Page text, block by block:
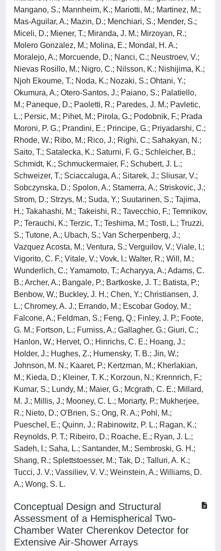
Mangano, S.; Mannheim, K.; Mariotti, M.; Martinez, M.;
Mas-Aguilar, A.; Mazin, D.; Menchiari, S.; Mender, S.;
Miceli, D.; Miener, T.; Miranda, J. M.; Mirzoyan, R.;
Molero Gonzalez, M.; Molina, E.; Mondal, H. A.;
Moralejo, A.; Morcuende, D.; Nanci, C.; Neustroev, V.;
Nievas Rosillo, M.; Nigro, C.; Nilsson, K.; Nishijima, K.;
Njoh Ekoume, T.; Noda, K.; Nozaki, S.; Ohtani, Y.;
Okumura, A.; Otero-Santos, J.; Paiano, S.; Palatiello,
M.; Paneque, D.; Paoletti, R.; Paredes, J. M.; Pavletic,
L.; Persic, M.; Pihet, M.; Pirola, G.; Podobnik, F.; Prada
Moroni, P. G.; Prandini, E.; Principe, G.; Priyadarshi, C.;
Rhode, W.; Ribo, M.; Rico, J.; Righi, C.; Sahakyan, N.;
Saito, T.; Satalecka, K.; Saturni, F. G.; Schleicher, B.;
Schmidt, K.; Schmuckermaier, F.; Schubert, J. L.;
Schweizer, T.; Sciaccaluga, A.; Sitarek, J.; Sliusar, V.;
Sobczynska, D.; Spolon, A.; Stamerra, A.; Striskovic, J.;
Strom, D.; Strzys, M.; Suda, Y.; Suutarinen, S.; Tajima,
H.; Takahashi, M.; Takeishi, R.; Tavecchio, F.; Temnikov,
P.; Terauchi, K.; Terzic, T.; Teshima, M.; Tosti, L.; Truzzi,
S.; Tutone, A.; Ubach, S.; Van Scherpenberg, J.;
Vazquez Acosta, M.; Ventura, S.; Verguilov, V.; Viale, I.;
Vigorito, C. F.; Vitale, V.; Vovk, I.; Walter, R.; Will, M.;
Wunderlich, C.; Yamamoto, T.; Acharyya, A.; Adams, C.
B.; Archer, A.; Bangale, P.; Bartkoske, J. T.; Batista, P.;
Benbow, W.; Buckley, J. H.; Chen, Y.; Christiansen, J.
L.; Chromey, A. J.; Errando, M.; Escobar Godoy, M.;
Falcone, A.; Feldman, S.; Feng, Q.; Finley, J. P.; Foote,
G. M.; Fortson, L.; Furniss, A.; Gallagher, G.; Giuri, C.;
Hanlon, W.; Hervet, O.; Hinrichs, C. E.; Hoang, J.;
Holder, J.; Hughes, Z.; Humensky, T. B.; Jin, W.;
Johnson, M. N.; Kaaret, P.; Kertzman, M.; Kherlakian,
M.; Kieda, D.; Kleiner, T. K.; Korzoun, N.; Krennrich, F.;
Kumar, S.; Lundy, M.; Maier, G.; Mcgrath, C. E.; Millard,
M. J.; Millis, J.; Mooney, C. L.; Moriarty, P.; Mukherjee,
R.; Nieto, D.; O'Brien, S.; Ong, R. A.; Pohl, M.;
Pueschel, E.; Quinn, J.; Rabinowitz, P. L.; Ragan, K.;
Reynolds, P. T.; Ribeiro, D.; Roache, E.; Ryan, J. L.;
Sadeh, I.; Saha, L.; Santander, M.; Sembroski, G. H.;
Shang, R.; Splettstoesser, M.; Tak, D.; Talluri, A. K.;
Tucci, J. V.; Vassiliev, V. V.; Weinstein, A.; Williams, D.
A.; Wong, S. L.
Conceptual Design and Structural
Assessment of a Hemispherical Two-
Chamber Water Cherenkov Detector for
Extensive Air-Shower Arrays